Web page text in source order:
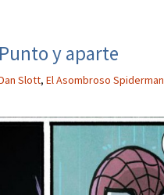
y aparte
Slott, El Asombroso Spiderman